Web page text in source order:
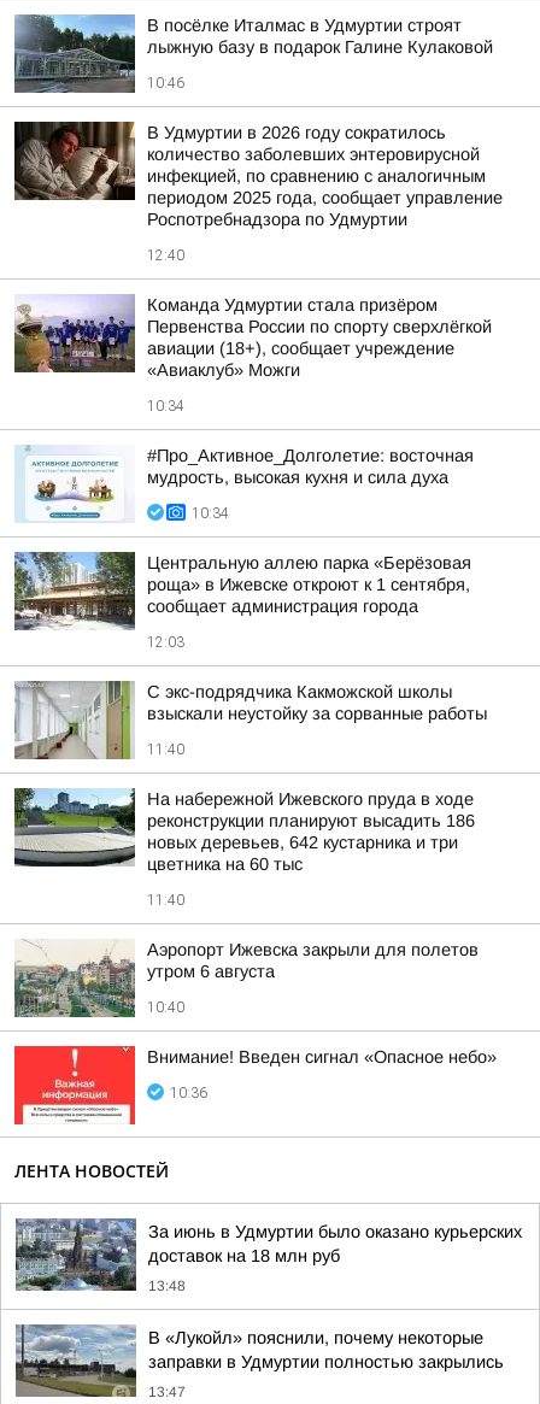
В посёлке Италмас в Удмуртии строят
лыжную базу в подарок Галине Кулаковой
10:46
В Удмуртии в 2026 году сократилось
количество заболевших энтеровирусной
инфекцией, по сравнению с аналогичным
периодом 2025 года, сообщает управление
Роспотребнадзора по Удмуртии
12:40
Команда Удмуртии стала призёром
Первенства России по спорту сверхлёгкой
авиации (18+), сообщает учреждение
«Авиаклуб» Можги
10:34
#Про_Активное_Долголетие: восточная
мудрость, высокая кухня и сила духа
10:34
Центральную аллею парка «Берёзовая
роща» в Ижевске откроют к 1 сентября,
сообщает администрация города
12:03
С экс-подрядчика Какможской школы
взыскали неустойку за сорванные работы
11:40
На набережной Ижевского пруда в ходе
реконструкции планируют высадить 186
новых деревьев, 642 кустарника и три
цветника на 60 тыс
11:40
Аэропорт Ижевска закрыли для полетов
утром 6 августа
10:40
Внимание! Введен сигнал «Опасное небо»
10:36
ЛЕНТА НОВОСТЕЙ
За июнь в Удмуртии было оказано курьерских
доставок на 18 млн руб
13:48
В «Лукойл» пояснили, почему некоторые
заправки в Удмуртии полностью закрылись
13:47